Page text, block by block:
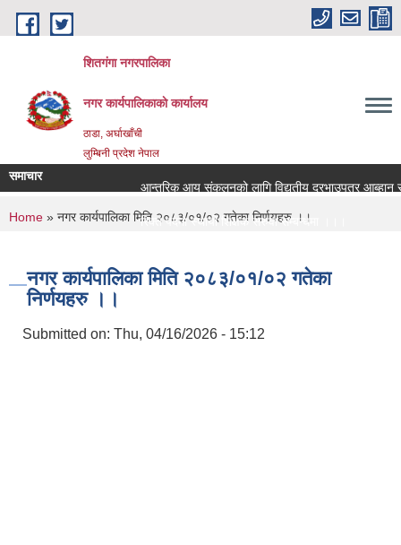
Skip to main content
शितगंगा नगरपालिका
नगर कार्यपालिकाकाे कार्यालय
ठाडा, अर्घाखाँची
लुम्बिनी प्रदेश नेपाल
समाचार
आन्तरिक आय संकलनको लागि विद्युतीय दरभाउपत्र आब्हान
रिक्त पदमा स्थायी शिक्षक सरुवा सम्बन्धमा ।।।
You are here
Home » नगर कार्यपालिका मिति २०८३/०१/०२ गतेका निर्णयहरु ।।
नगर कार्यपालिका मिति २०८३/०१/०२ गतेका
निर्णयहरु ।।
Submitted on: Thu, 04/16/2026 - 15:12